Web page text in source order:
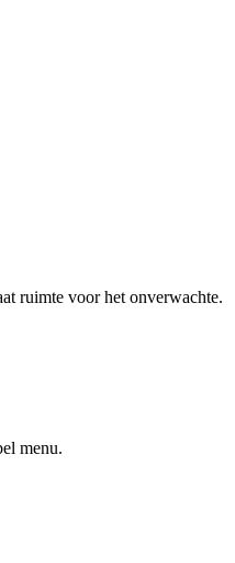
ruimte voor het onverwachte.
menu.